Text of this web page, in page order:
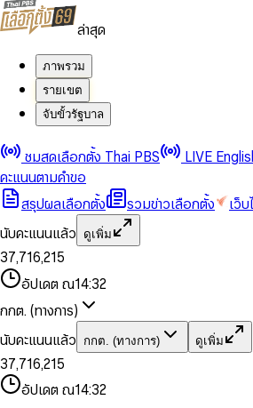
ล่าสุด
ภาพรวม
รายเขต
จับขั้วรัฐบาล
ชมสดเลือกตั้ง Thai PBS LIVE
คะแนนตามคำขอ
สรุปผลเลือกตั้ง
รวมข่าวเลือกตั้ง
เว็
นับคะแนนแล้ว
ดูเพิ่ม
0
1
2
3
4
5
6
8
9
0
1
2
3
4
5
6
7
8
9
,
0
1
2
4
6
7
8
9
0
1
2
3
4
5
6
7
8
9
0
1
3
5
6
7
8
9
,
1
2
4
5
7
8
9
0
1
3
4
6
7
8
9
0
2
3
4
5
7
8
อัปเดต ณ14:32
กกต. (ทางการ)
นับคะแนนแล้ว
กกต. (ทางการ) ดูเพิ่ม
0
1
2
3
4
5
0
1
2
4
5
6
7
8
9
,
0
1
2
4
6
7
8
9
0
1
2
3
0
1
3
5
6
7
8
,
1
2
4
0
1
3
0
2
3
4
5
7
อัปเดต ณ14:32